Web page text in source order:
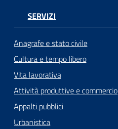
SERVIZI
Anagrafe e stato civile
Cultura e tempo libero
Vita lavorativa
Attività produttive e commercio
Appalti pubblici
Urbanistica